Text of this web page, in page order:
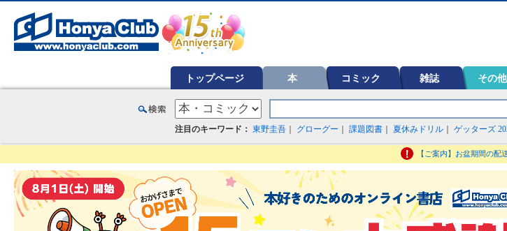
トップページ 本 コミック 雑誌 その
注目のキーワード： 東野圭吾 グローグー 課題図書 夏休みドリル ゲッターズ
【ご案内】お盆期間の配